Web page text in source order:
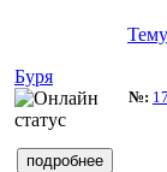
Буря
№: